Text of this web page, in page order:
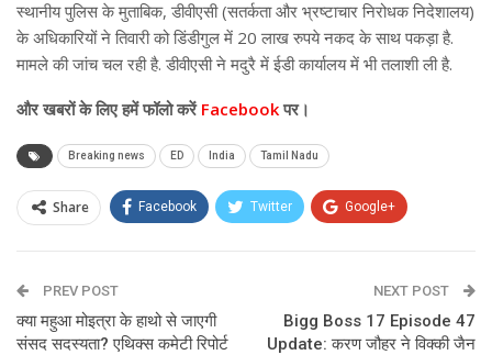
स्थानीय पुलिस के मुताबिक, डीवीएसी (सतर्कता और भ्रष्टाचार निरोधक निदेशालय)
के अधिकारियों ने तिवारी को डिंडीगुल में 20 लाख रुपये नकद के साथ पकड़ा है.
मामले की जांच चल रही है. डीवीएसी ने मदुरै में ईडी कार्यालय में भी तलाशी ली है.
औरखबरों के लिए हमें फॉलो करेंFacebookपर।
Breaking news ED India Tamil Nadu
Share Facebook Twitter Google+
Email
PREV POST
क्या महुआ मोइत्रा के हाथो से जाएगी
संसद सदस्यता? एथिक्स कमेटी रिपोर्ट
NEXT POST
Bigg Boss 17 Episode 47
Update: करण जौहर ने विक्की जैन